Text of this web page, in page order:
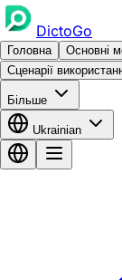
DictoGo
Головна Основні
Сценарії
Більше
Ukrainian